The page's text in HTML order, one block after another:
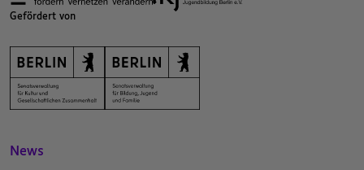
Gefördert von
News